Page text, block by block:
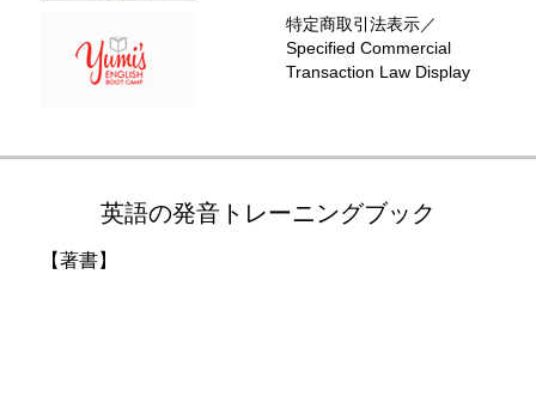
特定商取引法表示／
Specified Commercial
Transaction Law Display
英語の発音トレーニングブック
【著書】